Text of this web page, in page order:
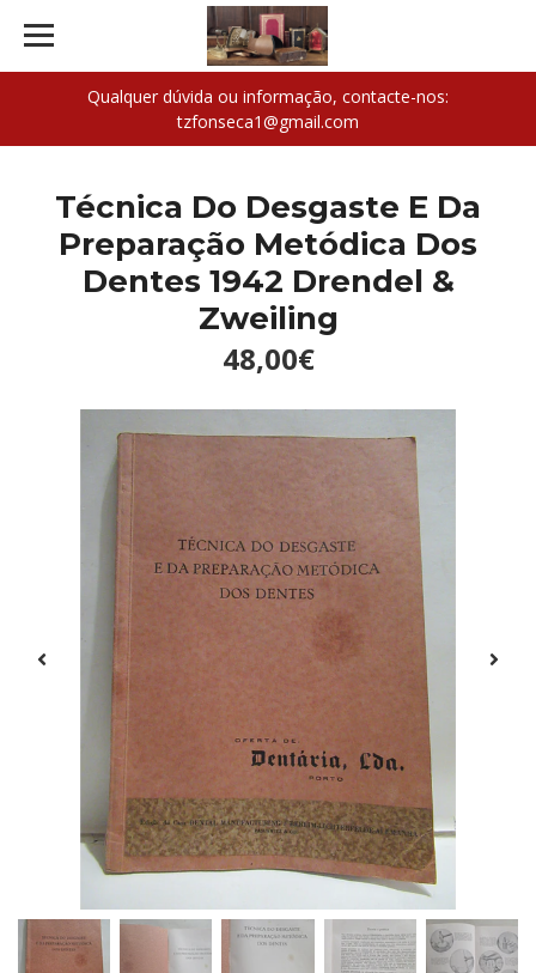
Qualquer dúvida ou informação, contacte-nos:
tzfonseca1@gmail.com
Técnica Do Desgaste E Da
Preparação Metódica Dos
Dentes 1942 Drendel &
Zweiling
48,00€